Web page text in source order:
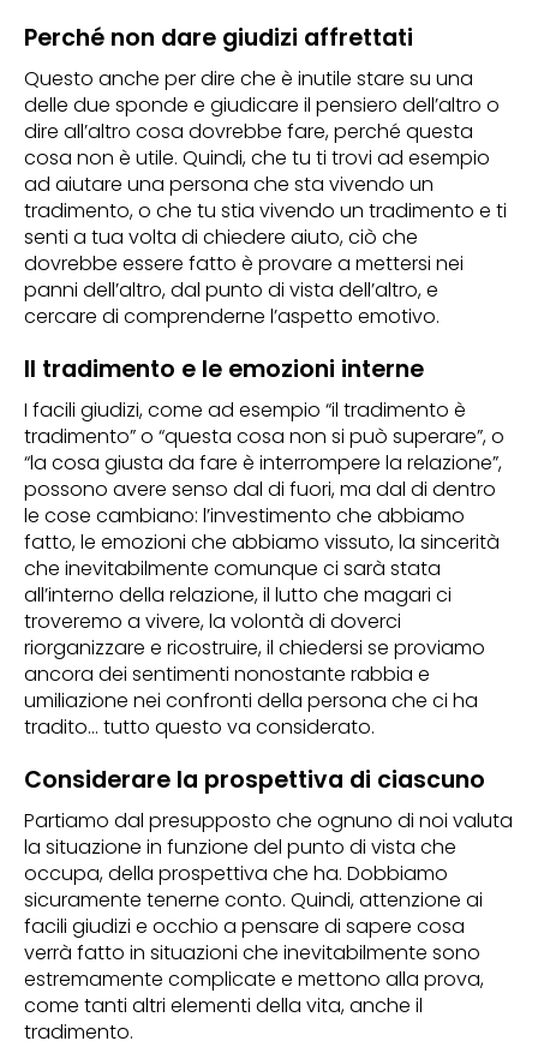
Perché non dare giudizi affrettati
Questo anche per dire che è inutile stare su una
delle due sponde e giudicare il pensiero dell’altro o
dire all’altro cosa dovrebbe fare, perché questa
cosa non è utile. Quindi, che tu ti trovi ad esempio
ad aiutare una persona che sta vivendo un
tradimento, o che tu stia vivendo un tradimento e ti
senti a tua volta di chiedere aiuto, ciò che
dovrebbe essere fatto è provare a mettersi nei
panni dell’altro, dal punto di vista dell’altro, e
cercare di comprenderne l’aspetto emotivo.
Il tradimento e le emozioni interne
I facili giudizi, come ad esempio “il tradimento è
tradimento” o “questa cosa non si può superare”, o
“la cosa giusta da fare è interrompere la relazione”,
possono avere senso dal di fuori, ma dal di dentro
le cose cambiano: l’investimento che abbiamo
fatto, le emozioni che abbiamo vissuto, la sincerità
che inevitabilmente comunque ci sarà stata
all’interno della relazione, il lutto che magari ci
troveremo a vivere, la volontà di doverci
riorganizzare e ricostruire, il chiedersi se proviamo
ancora dei sentimenti nonostante rabbia e
umiliazione nei confronti della persona che ci ha
tradito… tutto questo va considerato.
Considerare la prospettiva di ciascuno
Partiamo dal presupposto che ognuno di noi valuta
la situazione in funzione del punto di vista che
occupa, della prospettiva che ha. Dobbiamo
sicuramente tenerne conto. Quindi, attenzione ai
facili giudizi e occhio a pensare di sapere cosa
verrà fatto in situazioni che inevitabilmente sono
estremamente complicate e mettono alla prova,
come tanti altri elementi della vita, anche il
tradimento.